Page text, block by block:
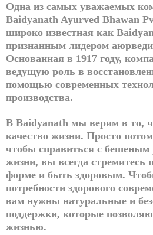
Одна из самых уважаемых
Baidyanath Ayurved Bhawan
широко известная как
признанным лидером
Основанная в 1917 году,
ведущую роль в
помощью современных
производства.
В Baidyanath мы верим в то,
качество жизни. Просто
чтобы справиться с бешеным
жизни, вы всегда стремитесь
форме и быть здоровым.
потребности здорового
вам нужны натуральные и
поддержки, которые
жизнью.